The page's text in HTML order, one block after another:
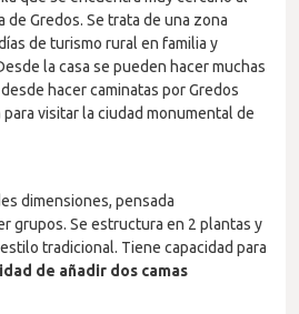
de Gredos. Se trata de una zona
de turismo rural en familia y
la casa se pueden hacer muchas
hacer caminatas por Gredos
para visitar la ciudad monumental de
dimensiones, pensada
grupos. Se estructura en 2 plantas y
tradicional. Tiene capacidad para
de añadir dos camas